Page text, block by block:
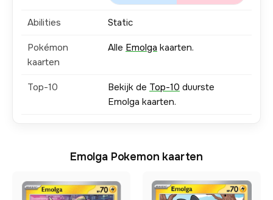
Abilities Static
Pokémon
kaarten
Alle Emolga kaarten.
Top-10 Bekijk de Top-10 duurste
Emolga kaarten.
Emolga Pokemon kaarten